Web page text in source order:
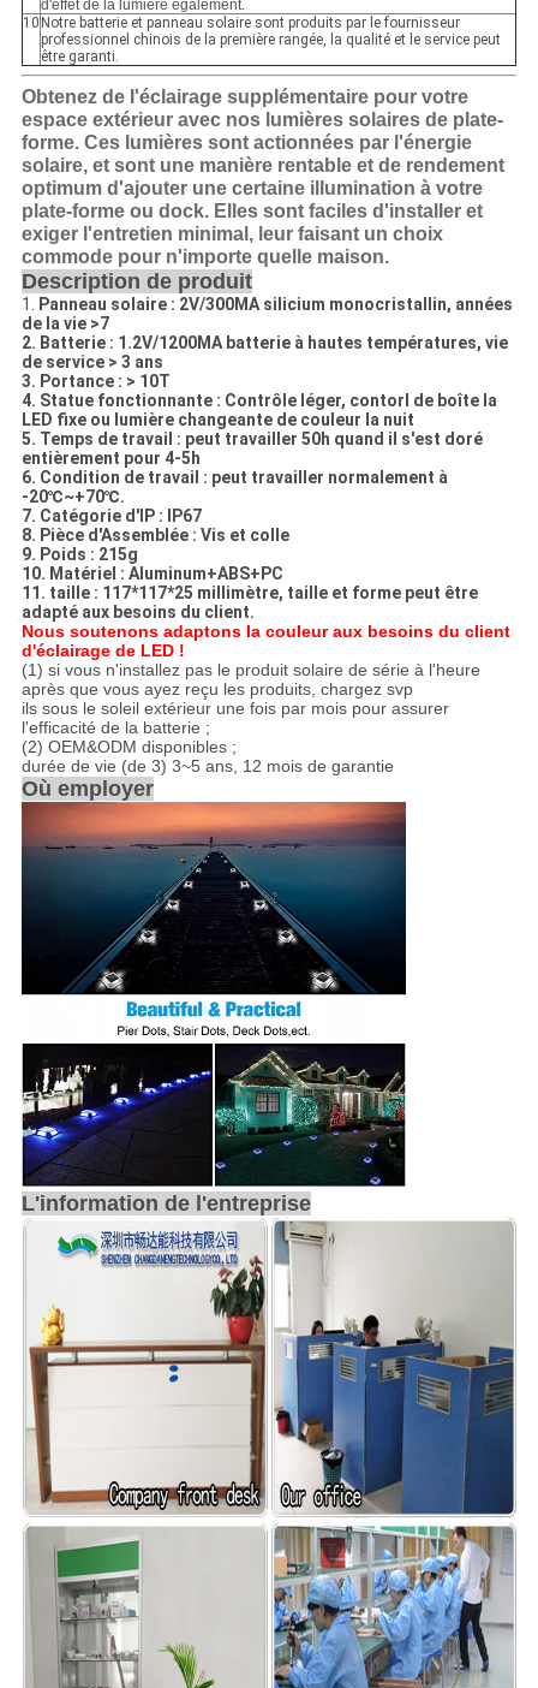
d'effet de la lumière également.
10 Notre batterie et panneau solaire sont produits par le fournisseur
professionnel chinois de la première rangée, la qualité et le service peut
être garanti.
Obtenez de l'éclairage supplémentaire pour votre
espace extérieur avec nos lumières solaires de plate-
forme. Ces lumières sont actionnées par l'énergie
solaire, et sont une manière rentable et de rendement
optimum d'ajouter une certaine illumination à votre
plate-forme ou dock. Elles sont faciles d'installer et
exiger l'entretien minimal, leur faisant un choix
commode pour n'importe quelle maison.
Description de produit
1. Panneau solaire : 2V/300MA silicium monocristallin, années
de la vie >7
2. Batterie : 1.2V/1200MA batterie à hautes températures, vie
de service > 3 ans
3. Portance : > 10T
4. Statue fonctionnante : Contrôle léger, contorl de boîte la
LED fixe ou lumière changeante de couleur la nuit
5. Temps de travail : peut travailler 50h quand il s'est doré
entièrement pour 4-5h
6. Condition de travail : peut travailler normalement à
-20℃~+70℃.
7. Catégorie d'IP : IP67
8. Pièce d'Assemblée : Vis et colle
9. Poids : 215g
10. Matériel : Aluminum+ABS+PC
11. taille : 117*117*25 millimètre, taille et forme peut être
adapté aux besoins du client.
Nous soutenons adaptons la couleur aux besoins du client
d'éclairage de LED !
(1) si vous n'installez pas le produit solaire de série à l'heure
après que vous ayez reçu les produits, chargez svp
ils sous le soleil extérieur une fois par mois pour assurer
l'efficacité de la batterie ;
(2) OEM&ODM disponibles ;
durée de vie (de 3) 3~5 ans, 12 mois de garantie
Où employer
L'information de l'entreprise